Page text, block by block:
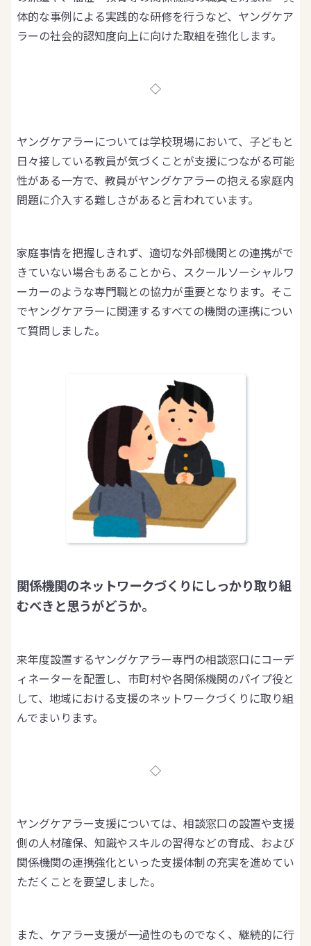
体的な事例による実践的な研修を行うなど、ヤングケア
ラーの社会的認知度向上に向けた取組を強化します。
◇
ヤングケアラーについては学校現場において、子どもと
日々接している教員が気づくことが支援につながる可能
性がある一方で、教員がヤングケアラーの抱える家庭内
問題に介入する難しさがあると言われています。
家庭事情を把握しきれず、適切な外部機関との連携がで
きていない場合もあることから、スクールソーシャルワ
ーカーのような専門職との協力が重要となります。そこ
でヤングケアラーに関連するすべての機関の連携につい
て質問しました。
関係機関のネットワークづくりにしっかり取り組
むべきと思うがどうか。
来年度設置するヤングケアラー専門の相談窓口にコーデ
ィネーターを配置し、市町村や各関係機関のパイプ役と
して、地域における支援のネットワークづくりに取り組
んでまいります。
◇
ヤングケアラー支援については、相談窓口の設置や支援
側の人材確保、知識やスキルの習得などの育成、および
関係機関の連携強化といった支援体制の充実を進めてい
ただくことを要望しました。
また、ケアラー支援が一過性のものでなく、継続的に行